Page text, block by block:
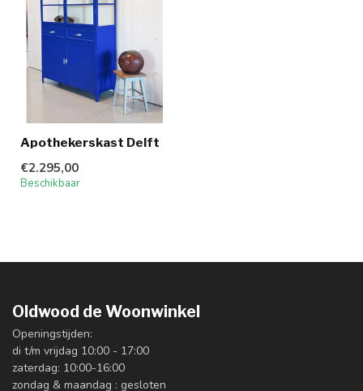
Apothekerskast Delft
€2.295,00
Beschikbaar
Oldwood de Woonwinkel
Openingstijden:
di t/m vrijdag 10:00 - 17:00
zaterdag: 10:00-16:00
zondag & maandag : gesloten